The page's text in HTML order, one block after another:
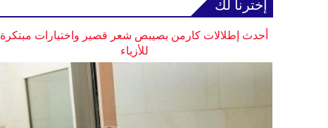
إخترنا لك
أحدث إطلالات كارمن بصيبص شعر قصير واختيارات مبتكرة
للأزياء